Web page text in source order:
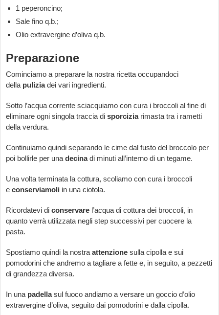
1 peperoncino;
Sale fino q.b.;
Olio extravergine d’oliva q.b.
Preparazione
Cominciamo a preparare la nostra ricetta occupandoci
della puliziadei vari ingredienti.
Sotto l’acqua corrente sciacquiamo con cura i broccoli al fine di
eliminare ogni singola traccia disporciziarimasta tra i rametti
della verdura.
Continuiamo quindi separando le cime dal fusto del broccolo per
poi bollirle per unadecinadi minuti all’interno di un tegame.
Una volta terminata la cottura, scoliamo con cura i broccoli
econserviamoli in una ciotola.
Ricordatevi diconservare l’acqua di cottura dei broccoli, in
quanto verrà utilizzata negli step successivi per cuocere la
pasta.
Spostiamo quindi la nostraattenzione sulla cipolla e sui
pomodorini che andremo a tagliare a fette e, in seguito, a pezzetti
di grandezza diversa.
In una padellasul fuoco andiamo a versare un goccio d’olio
extravergine d’oliva, seguito dai pomodorini e dalla cipolla.